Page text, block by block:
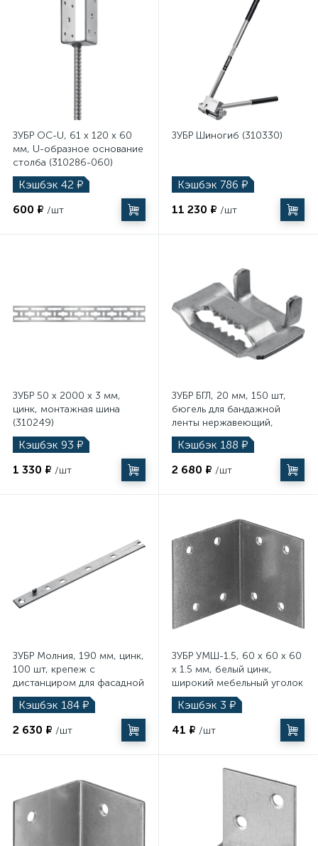
ЗУБР ОС-U, 61 x 120 x 60
мм, U-образное основание
столба (310286-060)
Кэшбэк 42 ₽
600 ₽ /шт
ЗУБР Шиногиб (310330)
Кэшбэк 786 ₽
11 230 ₽ /шт
ЗУБР 50 x 2000 x 3 мм,
цинк, монтажная шина
(310249)
Кэшбэк 93 ₽
1 330 ₽ /шт
ЗУБР БГЛ, 20 мм, 150 шт,
бюгель для бандажной
ленты нержавеющий,
Профессионал (310266)
Кэшбэк 188 ₽
2 680 ₽ /шт
ЗУБР Молния, 190 мм, цинк,
100 шт, крепеж с
дистанциром для фасадной
и террасной доски (30706-
190)
Кэшбэк 184 ₽
2 630 ₽ /шт
ЗУБР УМШ-1.5, 60 x 60 x 60
x 1.5 мм, белый цинк,
широкий мебельный уголок
(31034-60)
Кэшбэк 3 ₽
41 ₽ /шт